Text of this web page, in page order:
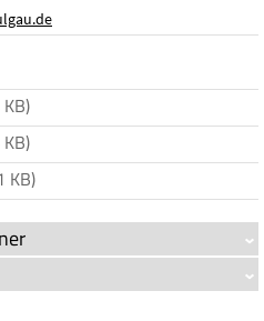
KB)